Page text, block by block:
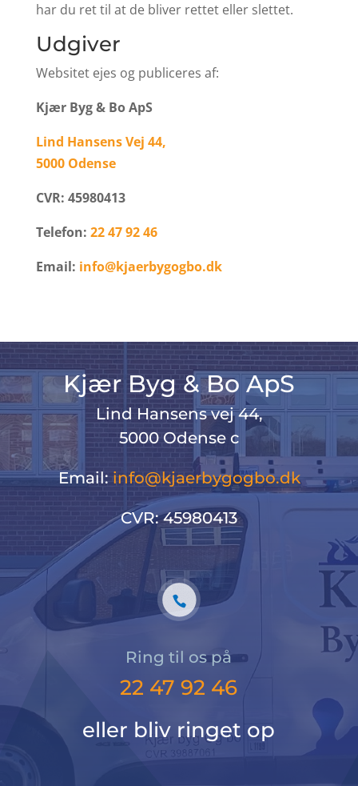
har du ret til at de bliver rettet eller slettet.
Udgiver
Websitet ejes og publiceres af:
Kjær Byg & Bo ApS
Lind Hansens Vej 44,
5000 Odense
CVR: 45980413
Telefon: 22 47 92 46
Email: info@kjaerbygogbo.dk
Kjær Byg & Bo ApS
Lind Hansens vej 44,
5000 Odense c
Email: info@kjaerbygogbo.dk
CVR: 45980413
Ring til os på
22 47 92 46
eller bliv ringet op